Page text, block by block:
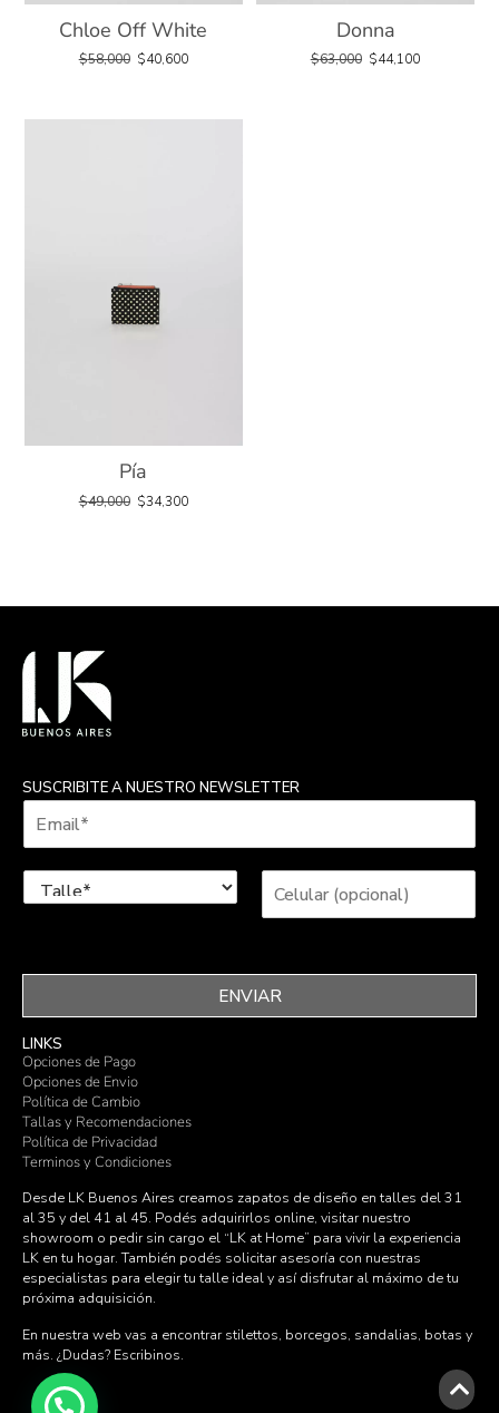
Chloe Off White
$58,000 $40,600
Donna
$63,000 $44,100
Pía
$49,000 $34,300
SUSCRIBITE A NUESTRO NEWSLETTER
ENVIAR
LINKS
Opciones de Pago
Opciones de Envio
Política de Cambio
Tallas y Recomendaciones
Política de Privacidad
Terminos y Condiciones
Desde LK Buenos Aires creamos zapatos de diseño en talles del 31
al 35 y del 41 al 45. Podés adquirirlos online, visitar nuestro
showroom o pedir sin cargo el “LK at Home” para vivir la experiencia
LK en tu hogar. También podés solicitar asesoría con nuestras
especialistas para elegir tu talle ideal y así disfrutar al máximo de tu
próxima adquisición.
En nuestra web vas a encontrar stilettos, borcegos, sandalias, botas y
más. ¿Dudas? Escribinos.